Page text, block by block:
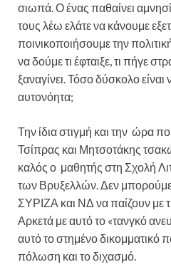
σιωπά. Ο ένας παθαίνει
τους λέω ελάτε να κάνουμε
ποινικοποιήσουμε την
να δούμε τι έφταιξε, τι πήγε
ξαναγίνει. Τόσο δύσκολο
αυτονόητα;
Την ίδια στιγμή και την ώρα
Τσίπρας και Μητσοτάκης
καλός ο μαθητής στη Σχολή
των Βρυξελλών. Δεν
ΣΥΡΙΖΑ και ΝΔ να παίζουν με
Αρκετά με αυτό το «τανγκό
αυτό το στημένο δικομματικό
πόλωση και το διχασμό.